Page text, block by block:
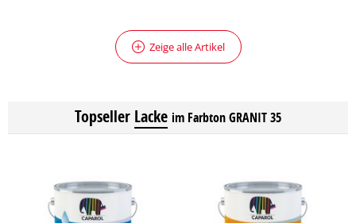
Zeige alle Artikel
Topseller Lacke im Farbton GRANIT 35